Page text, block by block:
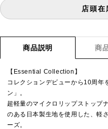
店頭在
商品説明 商
【Essential Collection】
コレクションデビューから10周年
ン」。
超軽量のマイクロリップストップ
のある日本製生地を使用した、軽
ーズ。